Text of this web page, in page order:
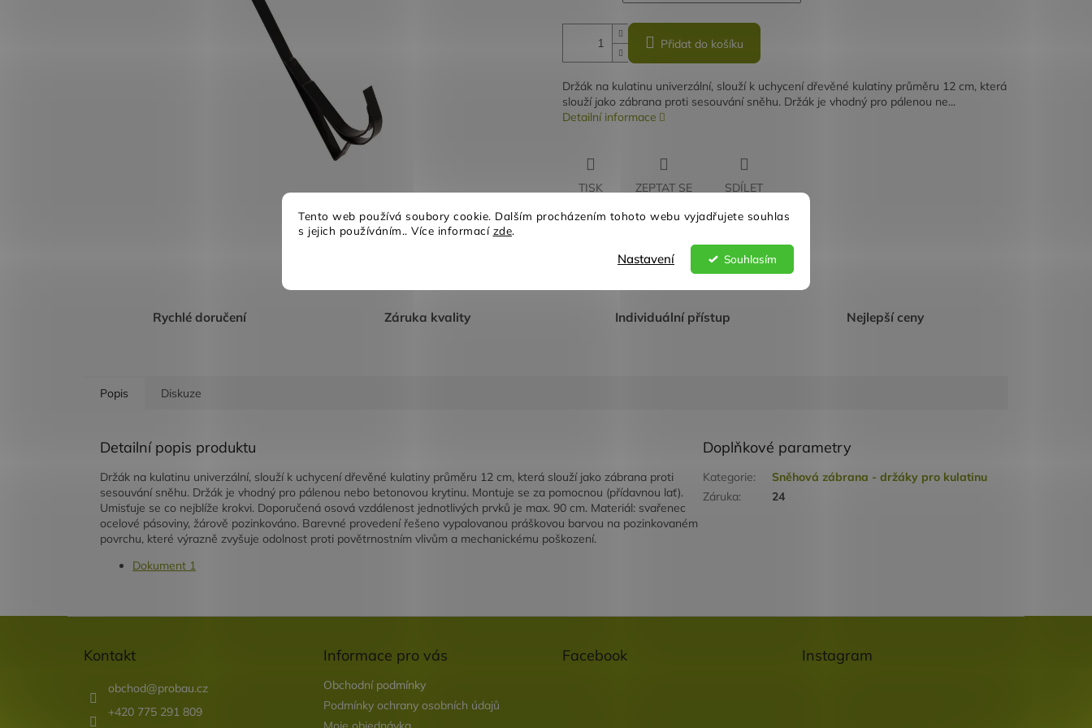
Tento web používá soubory cookie. Dalším procházením tohoto webu vyjadřujete souhlas
s jejich používáním.. Více informací zde.
Souhlasím
Nastavení
Přidat do košíku
Držák na kulatinu univerzální, slouží k uchycení dřevěné kulatiny průměru 12 cm, která
slouží jako zábrana proti sesouvání sněhu. Držák je vhodný pro pálenou ne...
Detailní informace
TISK ZEPTAT SE SDÍLET
Rychlé doručení Záruka kvality Individuální přístup Nejlepší ceny
Popis Diskuze
Detailní popis produktu
Držák na kulatinu univerzální, slouží k uchycení dřevěné kulatiny průměru 12 cm, která slouží jako zábrana proti
sesouvání sněhu. Držák je vhodný pro pálenou nebo betonovou krytinu. Montuje se za pomocnou (přídavnou lať).
Umisťuje se co nejblíže krokvi. Doporučená osová vzdálenost jednotlivých prvků je max. 90 cm. Materiál: svařenec
ocelové pásoviny, žárově pozinkováno. Barevné provedení řešeno vypalovanou práškovou barvou na pozinkovaném
povrchu, které výrazně zvyšuje odolnost proti povětrnostním vlivům a mechanickému poškození.
Dokument 1
Doplňkové parametry
Kategorie:
Sněhová zábrana - držáky pro kulatinu
Záruka: 24
Kontakt
obchod@probau.cz
+420 775 291 809
Informace pro vás
Obchodní podmínky
Podmínky ochrany osobních údajů
Facebook Instagram